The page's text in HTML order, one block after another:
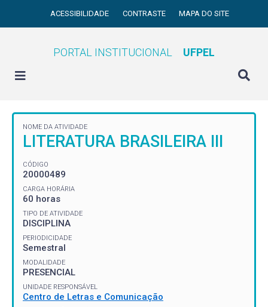
ACESSIBILIDADE CONTRASTE MAPA DO SITE
PORTAL INSTITUCIONAL UFPEL
NOME DA ATIVIDADE
LITERATURA BRASILEIRA III
CÓDIGO
20000489
CARGA HORÁRIA
60 horas
TIPO DE ATIVIDADE
DISCIPLINA
PERIODICIDADE
Semestral
MODALIDADE
PRESENCIAL
UNIDADE RESPONSÁVEL
Centro de Letras e Comunicação